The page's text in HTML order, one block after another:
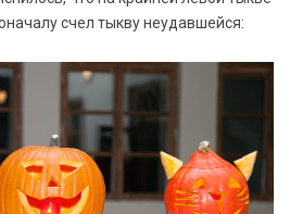
счел тыкву неудавшейся: